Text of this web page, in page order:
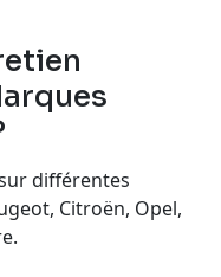
différentes
Citroën, Opel,